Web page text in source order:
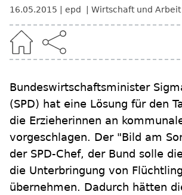
16.05.2015 epd Wirtschaft und Arbeit
Bundeswirtschaftsminister
(SPD) hat eine Lösung für den
die Erzieherinnen an
vorgeschlagen. Der "Bild am
der SPD-Chef, der Bund solle
die Unterbringung von
übernehmen. Dadurch hätten